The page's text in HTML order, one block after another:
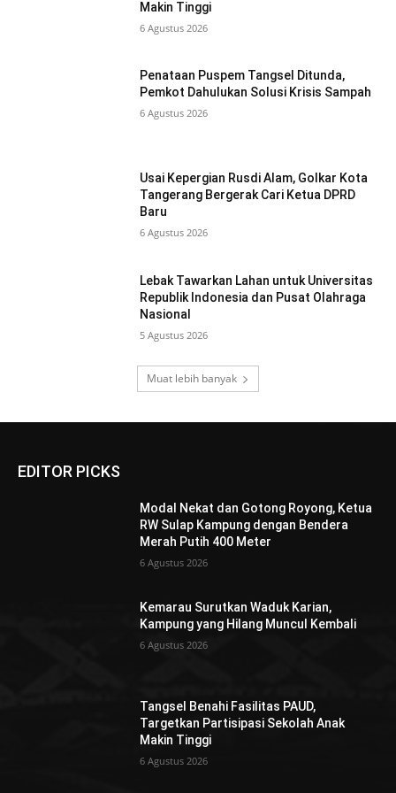
Makin Tinggi
6 Agustus 2026
Penataan Puspem Tangsel Ditunda,
Pemkot Dahulukan Solusi Krisis Sampah
6 Agustus 2026
Usai Kepergian Rusdi Alam, Golkar Kota
Tangerang Bergerak Cari Ketua DPRD
Baru
6 Agustus 2026
Lebak Tawarkan Lahan untuk Universitas
Republik Indonesia dan Pusat Olahraga
Nasional
5 Agustus 2026
Muat lebih banyak
EDITOR PICKS
Modal Nekat dan Gotong Royong, Ketua
RW Sulap Kampung dengan Bendera
Merah Putih 400 Meter
6 Agustus 2026
Kemarau Surutkan Waduk Karian,
Kampung yang Hilang Muncul Kembali
6 Agustus 2026
Tangsel Benahi Fasilitas PAUD,
Targetkan Partisipasi Sekolah Anak
Makin Tinggi
6 Agustus 2026